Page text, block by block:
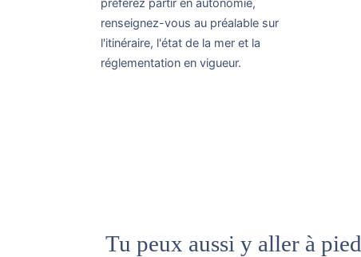
préférez partir en autonomie,
renseignez-vous au préalable sur
l'itinéraire, l'état de la mer et la
réglementation en vigueur.
Tu peux aussi y aller à pied